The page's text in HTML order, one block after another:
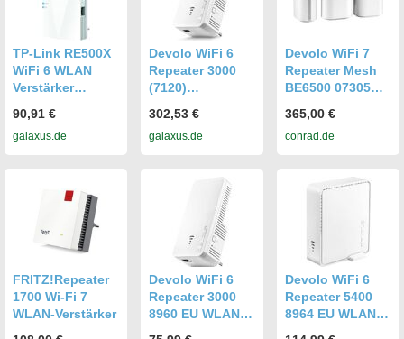
TP-Link RE500X
WiFi 6 WLAN
Verstärker
(1200 Mbit/s
5GHz, 300 Mbit/s
300 Mbit/s),
WLAN Repeater
90,91 €
galaxus.de
Devolo WiFi 6
Repeater 3000
(7120)
574 Mbit/s),
WLAN Repeater
302,53 €
galaxus.de
Devolo WiFi 7
Repeater Mesh
BE6500 07305
GBit/s Mesh-
fähig, WiFi 7,
365,00 €
conrad.de
FRITZ!Repeater
1700 Wi-Fi 7
WLAN-Verstärker
Devolo WiFi 6
Repeater 3000
8960 EU WLAN
Devolo WiFi 6
Repeater 5400
8964 EU WLAN